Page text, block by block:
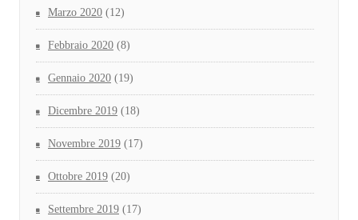
Marzo 2020 (12)
Febbraio 2020 (8)
Gennaio 2020 (19)
Dicembre 2019 (18)
Novembre 2019 (17)
Ottobre 2019 (20)
Settembre 2019 (17)